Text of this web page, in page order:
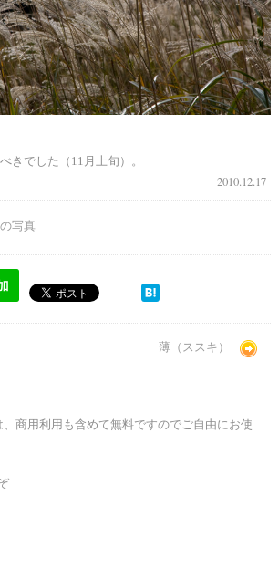
きでした（11月上旬）。
2010.12.17
写真
薄（ススキ）
、商用利用も含めて無料ですのでご自由にお使